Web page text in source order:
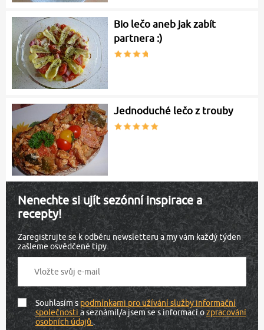
Bio lečo aneb jak zabít
partnera :)
Jednoduché lečo z trouby
Nenechte si ujít sezónní inspirace a
recepty!
Zaregistrujte se k odběru newsletteru a my vám každý týden
zašleme osvědčené tipy.
Souhlasím spodmínkami pro užívání služby informační
společnostia seznámil/a jsem se s informací ozpracování
osobních údajů.